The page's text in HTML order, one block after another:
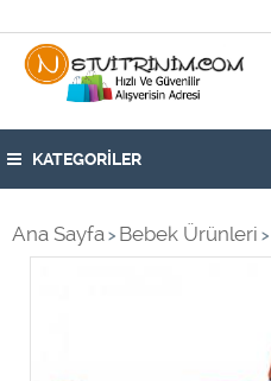
KATEGORİLER
Ana Sayfa > Bebek Ürünleri >